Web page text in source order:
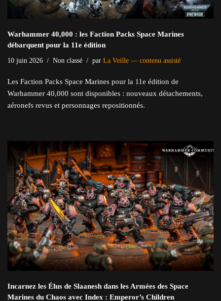
Warhammer 40,000 : les Faction Packs Space Marines
débarquent pour la 11e édition
10 juin 2026 Non classé par La Veille — contenu assisté
Les Faction Packs Space Marines pour la 11e édition de
Warhammer 40,000 sont disponibles : nouveaux détachements,
aéronefs revus et personnages repositionnés.
Incarnez les Élus de Slaanesh dans les Armées des Space
Marines du Chaos avec Index : Emperor’s Children